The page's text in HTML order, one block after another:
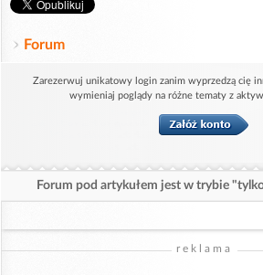
Forum
Zarezerwuj unikatowy login zanim wyprzedzą cię
wymieniaj poglądy na różne tematy z
Forum pod artykułem jest w trybie
reklama